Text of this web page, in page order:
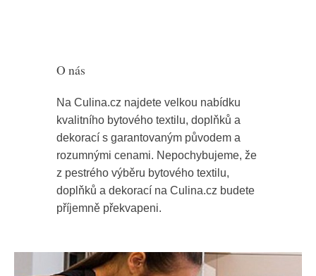
O nás
Na Culina.cz najdete velkou nabídku
kvalitního bytového textilu, doplňků a
dekorací s garantovaným původem a
rozumnými cenami. Nepochybujeme, že
z pestrého výběru bytového textilu,
doplňků a dekorací na Culina.cz budete
příjemně překvapeni.